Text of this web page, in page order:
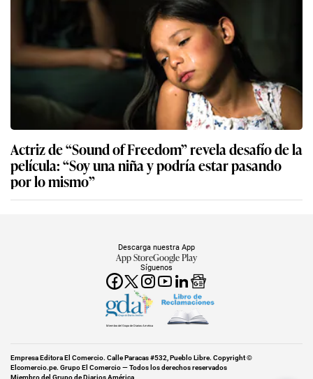
Actriz de “Sound of Freedom” revela desafío de la
película: “Soy una niña y podría estar pasando
por lo mismo”
Síguenos
Descarga nuestra App
App StoreGoogle Play
Miembro del Grupo de Diarios América
Empresa Editora El Comercio. Calle Paracas #532, Pueblo Libre. Copyright ©
Elcomercio.pe. Grupo El Comercio — Todos los derechos reservados